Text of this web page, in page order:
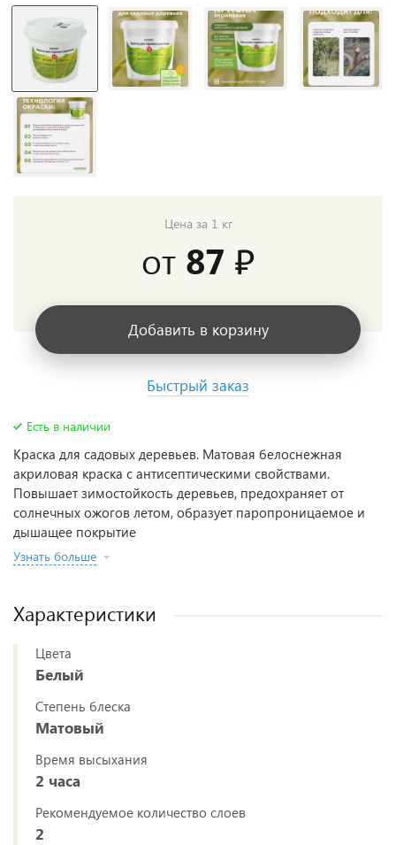
Есть в наличии
Краска для садовых деревьев. Матовая белоснежная
акриловая краска с антисептическими свойствами.
Повышает зимостойкость деревьев, предохраняет от
солнечных ожогов летом, образует паропроницаемое и
дышащее покрытие
Узнать больше
Цена за 1 кг
от 87 ₽
Добавить в корзину
Быстрый заказ
Характеристики
Цвета
Белый
Степень блеска
Матовый
Время высыхания
2 часа
Рекомендуемое количество слоев
2